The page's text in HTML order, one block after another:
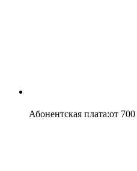
Абонентская плата:от 700